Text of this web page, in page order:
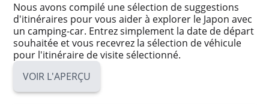
Nous avons compilé une sélection de suggestions
d'itinéraires pour vous aider à explorer le Japon avec
un camping-car. Entrez simplement la date de départ
souhaitée et vous recevrez la sélection de véhicule
pour l'itinéraire de visite sélectionné.
VOIR L'APERÇU